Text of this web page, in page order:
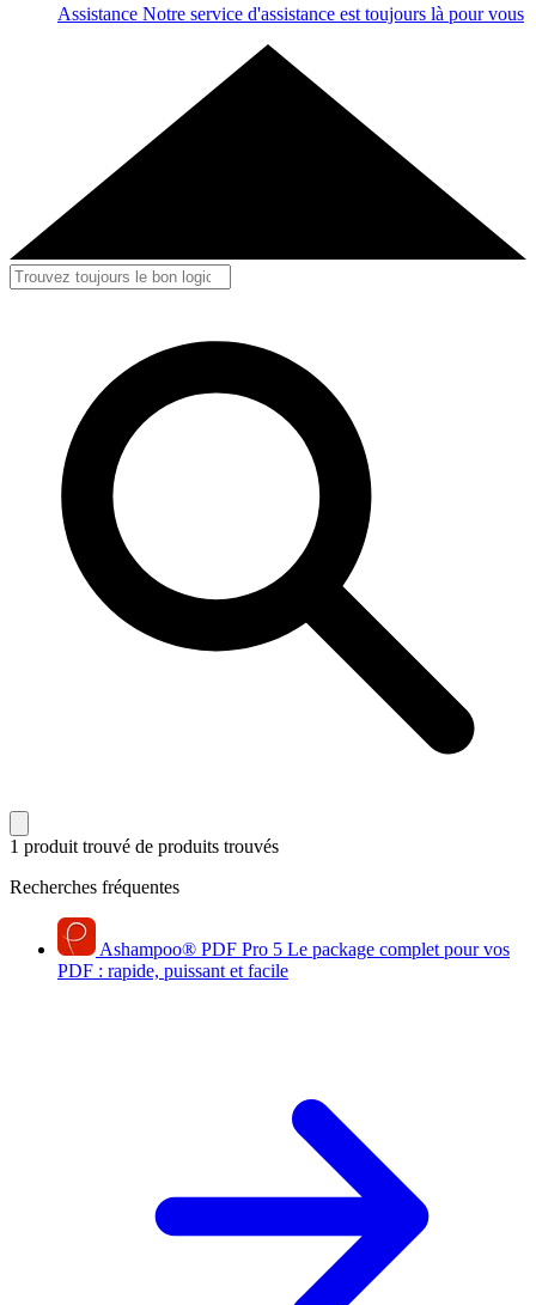
Assistance Notre service d'assistance est toujours là pour vous
1 produit trouvé de produits trouvés
Recherches fréquentes
Ashampoo® PDF Pro 5 Le package complet pour vos
PDF : rapide, puissant et facile